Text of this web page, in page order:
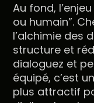
Au fond,
ou humain”.
l’alchimie des
structure et
dialoguez et
équipé, c’est
plus attractif